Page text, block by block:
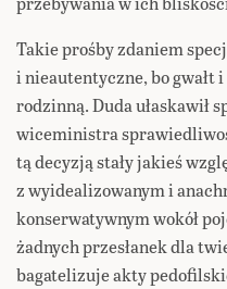
Takie prośby zdaniem
i nieautentyczne, bo gwałt
rodzinną. Duda ułaskawił
wiceministra
tą decyzją stały jakieś
z wyidealizowanym i
konserwatywnym wokół
żadnych przesłanek dla
bagatelizuje akty